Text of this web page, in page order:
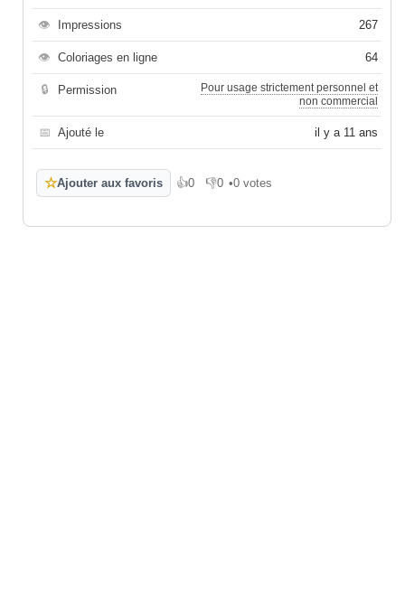
👁 Impressions 267
👁 Coloriages en ligne 64
🔒 Permission
Pour usage strictement personnel et
non commercial
📅 Ajouté le il y a 11 ans
☆Ajouter aux favoris 👍0
J'aime 👎0
Je n'aime pas
•0 votes